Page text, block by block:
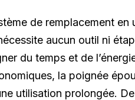
de remplacement
aucun outil ni
du temps et de
la poignée
utilisation prolongée.